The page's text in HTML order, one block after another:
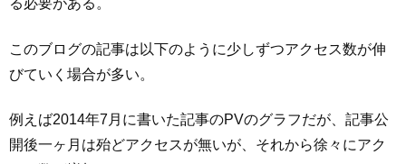
る必要がある。
このブログの記事は以下のように少しずつアクセス数が伸
びていく場合が多い。
例えば2014年7月に書いた記事のPVのグラフだが、記事公
開後一ヶ月は殆どアクセスが無いが、それから徐々にアク